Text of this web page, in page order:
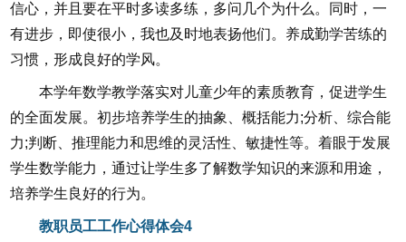
信心，并且要在平时多读多练，多问几个为什么。同时，一
有进步，即使很小，我也及时地表扬他们。养成勤学苦练的
习惯，形成良好的学风。
本学年数学教学落实对儿童少年的素质教育，促进学生
的全面发展。初步培养学生的抽象、概括能力;分析、综合能
力;判断、推理能力和思维的灵活性、敏捷性等。着眼于发展
学生数学能力，通过让学生多了解数学知识的来源和用途，
培养学生良好的行为。
教职员工工作心得体会4